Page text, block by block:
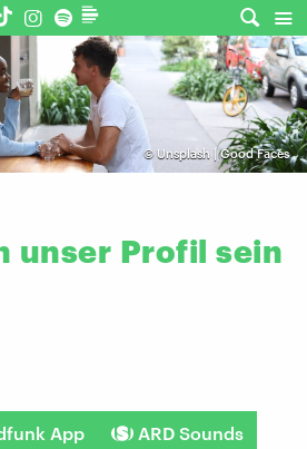
© Unsplash | Good Faces
unser Profil sein
App ARD Sounds